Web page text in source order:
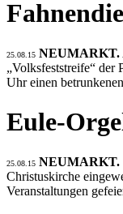
25.08.15 NEUMARKT.
„Volksfeststreife“ der
Uhr einen
Eule-
25.08.15 NEUMARKT.
Christuskirche
Veranstaltungen